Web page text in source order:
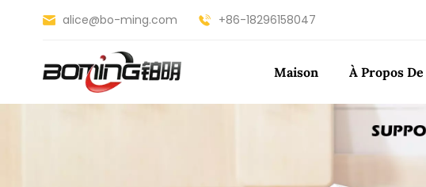
alice@bo-ming.com +86-18296158047
Maison À Propos